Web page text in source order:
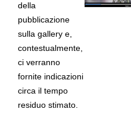
della
pubblicazione
sulla gallery e,
contestualmente,
ci verranno
fornite indicazioni
circa il tempo
residuo stimato.